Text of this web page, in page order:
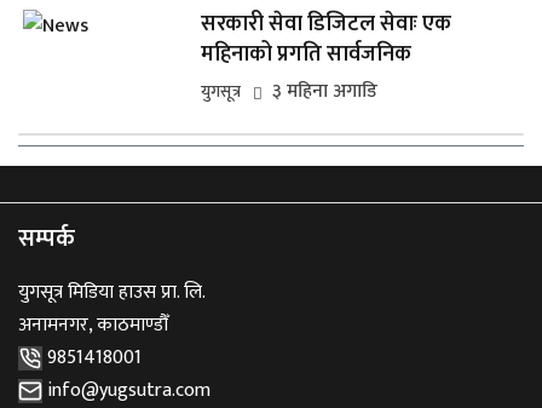
सरकारी सेवा डिजिटल सेवाः एक
महिनाको प्रगति सार्वजनिक
युगसूत्र ३ महिना अगाडि
सम्पर्क
युगसूत्र मिडिया हाउस प्रा. लि.
अनामनगर, काठमाण्डौँ
9851418001
info@yugsutra.com